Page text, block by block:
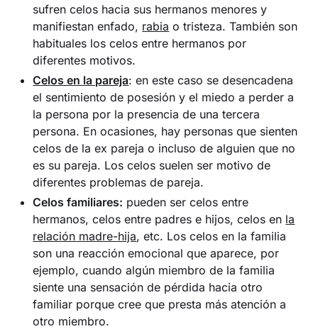
sufren celos hacia sus hermanos menores y
manifiestan enfado, rabia o tristeza. También son
habituales los celos entre hermanos por
diferentes motivos.
Celos en la pareja: en este caso se desencadena
el sentimiento de posesión y el miedo a perder a
la persona por la presencia de una tercera
persona. En ocasiones, hay personas que sienten
celos de la ex pareja o incluso de alguien que no
es su pareja. Los celos suelen ser motivo de
diferentes problemas de pareja.
Celos familiares: pueden ser celos entre
hermanos, celos entre padres e hijos, celos en la
relación madre-hija, etc. Los celos en la familia
son una reacción emocional que aparece, por
ejemplo, cuando algún miembro de la familia
siente una sensación de pérdida hacia otro
familiar porque cree que presta más atención a
otro miembro.